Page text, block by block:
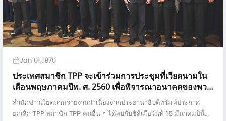
Jan 01,1970
ประเทศสมาชิก TPP จะเข้าร่วมการประชุมที่เวียดนามใน
เดือนพฤษภาคมปีพ. ศ. 2560 เพื่อพิจารณาอนาคตของพวก
เขา
สำนักข่าวเวียดนามรายงานว่าเนื่องจากประธานาธิบดีทรัมพ์ประกาศ
ยกเลิก TPP สมาชิก TPP คนอื่น ๆ ได้พบกับชิลีเมื่อวันที่ 15 มีนาคมปีนี้